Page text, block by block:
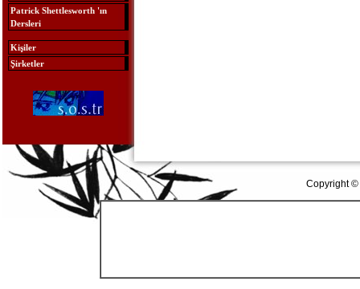
Patrick Shettlesworth 'ın
Dersleri
Kişiler
Şirketler
Copyright ©